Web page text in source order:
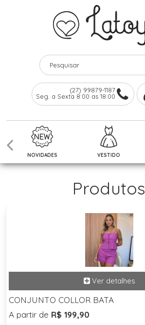
(27) 99879-1187
Seg. a Sexta 8:00 as 18:00
NOVIDADES VESTIDO
Produtos
CONJUNTO COLLOR BATA
A partir de R$ 199,90